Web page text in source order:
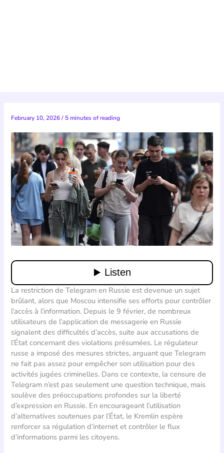
February 10, 2026/ 5 minutes of reading
La restriction de Telegram en Russie est devenue un sujet
brûlant, alors que Moscou intensifie ses efforts pour contrôler
l’accès à l’information. Depuis le 9 février, de nombreux
utilisateurs de l’application de messagerie en Russie
signalent des difficultés d’accès, suite aux accusations de
l’État concernant des violations présumées. Le régulateur
russe a imposé des mesures strictes, arguant que Telegram
ne fait pas assez pour empêcher son utilisation pour des
activités jugées criminelles. Dans ce contexte, la censure de
Telegram n’est pas seulement une question technique, mais
soulève des préoccupations profondes sur la liberté
d’expression en Russie. En encourageant l’utilisation
d’alternatives soutenues par l’État, le Kremlin espère
renforcer sa régulation d’internet et contrôler le flux
d’informations parmi les citoyens.